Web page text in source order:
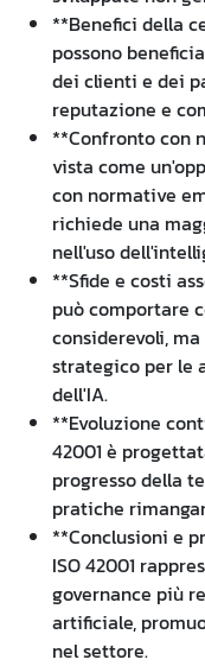
**Benefici della
possono
dei clienti e dei
reputazione e
**Confronto con
vista come
con normative
richiede una
nell'uso
**Sfide e costi
può comportare
considerevoli,
strategico per le
dell'IA.
**Evoluzione
42001 è
progresso della
pratiche
**Conclusioni e
ISO 42001
governance più
artificiale,
nel settore.